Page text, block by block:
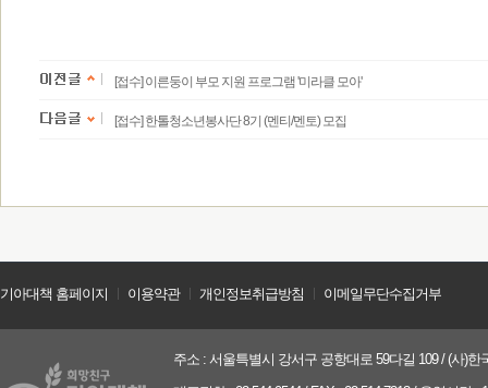
[접수] 이른둥이 부모 지원 프로그램 '미라클 모아'
[접수] 한톨청소년봉사단 8기 (멘티/멘토) 모집
기아대책 홈페이지 이용약관 개인정보취급방침 이메일무단수집거부
주소 : 서울특별시 강서구 공항대로 59다길 109 / (사)